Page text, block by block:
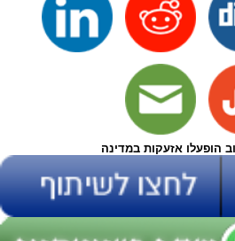
הופעלו אזעקות במדינה